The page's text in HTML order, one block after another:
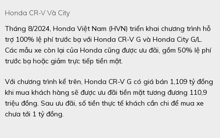
Honda CR-V Và City
Tháng 8/2024, Honda Việt Nam (HVN) triển khai chương trình hỗ
trợ 100% lệ phí trước bạ với Honda CR-V G và Honda City G/L.
Các mẫu xe còn lại của Honda cũng được ưu đãi, gồm 50% lệ phí
trước bạ hoặc giảm trực tiếp tiền mặt.
Với chương trình kể trên, Honda CR-V G có giá bán 1,109 tỷ đồng
khi mua khách hàng sẽ được ưu đãi tiền mặt tương đương 110,9
triệu đồng. Sau ưu đãi, số tiền thực tế khách cần chi để mua xe
chưa tới 1 tỷ đồng.